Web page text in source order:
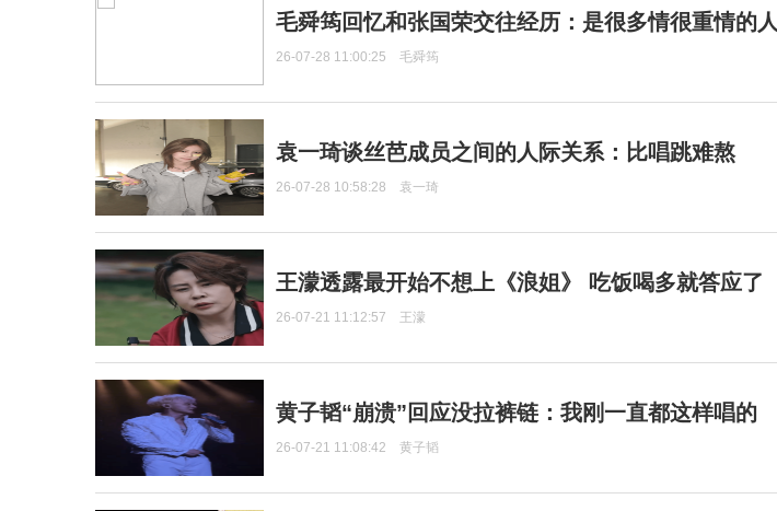
毛舜筠回忆和张国荣交往经历：是很多情很重情的人
26-07-28 11:00:25 毛舜筠
袁一琦谈丝芭成员之间的人际关系：比唱跳难熬
26-07-28 10:58:28 袁一琦
王濛透露最开始不想上《浪姐》 吃饭喝多就答应了
26-07-21 11:12:57 王濛
黄子韬“崩溃”回应没拉裤链：我刚一直都这样唱的
26-07-21 11:08:42 黄子韬